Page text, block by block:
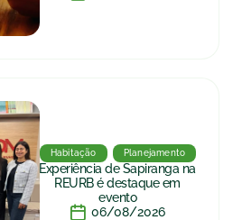
Habitação Planejamento
Experiência de Sapiranga na
REURB é destaque em
evento
06/08/2026